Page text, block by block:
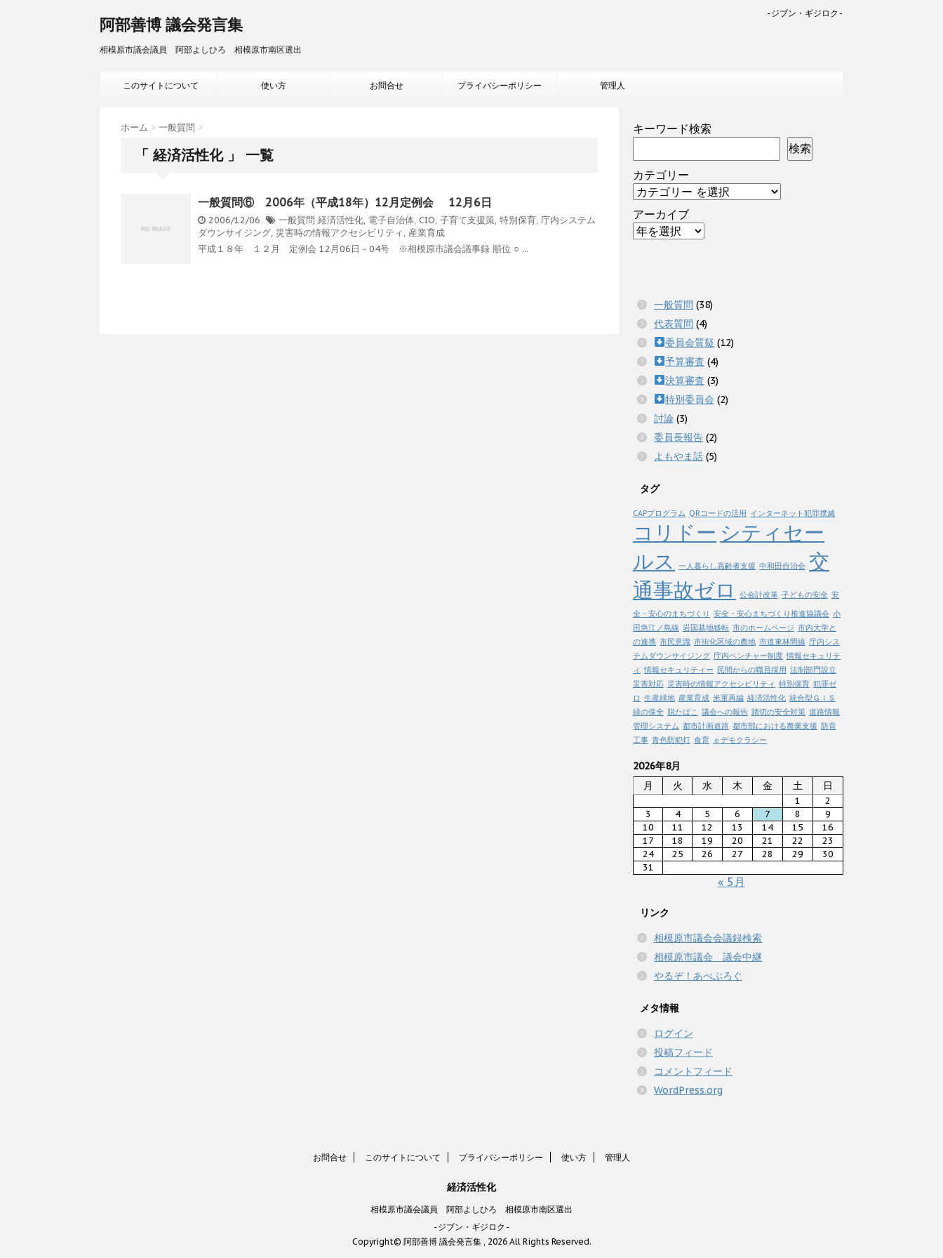
阿部善博 議会発言集
相模原市議会議員 阿部よしひろ 相模原市南区選出
-ジブン・ギジロク-
このサイトについて 使い方 お問合せ プライバシーポリシー 管理人
ホーム > 一般質問 >
「 経済活性化 」 一覧
一般質問⑥ 2006年（平成18年）12月定例会 12月6日
2006/12/06 一般質問 経済活性化, 電子自治体, CIO, 子育て支援策, 特別保育, 庁内システム
ダウンサイジング, 災害時の情報アクセシビリティ, 産業育成
平成１８年 １２月 定例会 12月06日－04号 ※相模原市議会議事録 順位 ○ ...
キーワード検索
検索
カテゴリー
アーカイブ
一般質問 (38)
代表質問 (4)
委員会質疑 (12)
予算審査 (4)
決算審査 (3)
特別委員会 (2)
討論 (3)
委員長報告 (2)
よもやま話 (5)
タグ
CAPプログラム QRコードの活用 インターネット犯罪撲滅
コリドー シティセー
ルス
一人暮らし高齢者支援 中和田自治会 交
通事故ゼロ
公会計改革 子どもの安全 安
全・安心のまちづくり 安全・安心まちづくり推進協議会 小
田急江ノ島線 岩国基地移転 市のホームページ 市内大学と
の連携 市民意識 市街化区域の農地 市道東林間線 庁内シス
テムダウンサイジング 庁内ベンチャー制度 情報セキュリテ
ィ 情報セキュリティー 民間からの職員採用 法制部門設立
災害対応 災害時の情報アクセシビリティ 特別保育 犯罪ゼ
ロ 生産緑地 産業育成 米軍再編 経済活性化 統合型ＧＩＳ
緑の保全 脱たばこ 議会への報告 踏切の安全対策 道路情報
管理システム 都市計画道路 都市部における農業支援 防音
工事 青色防犯灯 食育 ｅデモクラシー
2026年8月
月
火 水 木 金 土 日
1
2
3
4 5 6 7 8
9
10
11 12 13 14 15
16
17
18 19 20 21 22
23
24
25 26 27 28 29
30
31
« 5月
リンク
相模原市議会会議録検索
相模原市議会 議会中継
やるぞ！あべぶろぐ
メタ情報
ログイン
投稿フィード
コメントフィード
WordPress.org
お問合せ このサイトについて プライバシーポリシー 使い方 管理人
経済活性化
相模原市議会議員 阿部よしひろ 相模原市南区選出
-ジブン・ギジロク-
Copyright© 阿部善博 議会発言集 , 2026 All Rights Reserved.